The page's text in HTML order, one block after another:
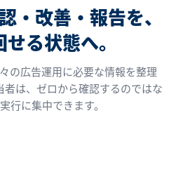
・改善・報告を、
る状態へ。
の広告運用に必要な情報を整理
者は、ゼロから確認するのではな
行に集中できます。